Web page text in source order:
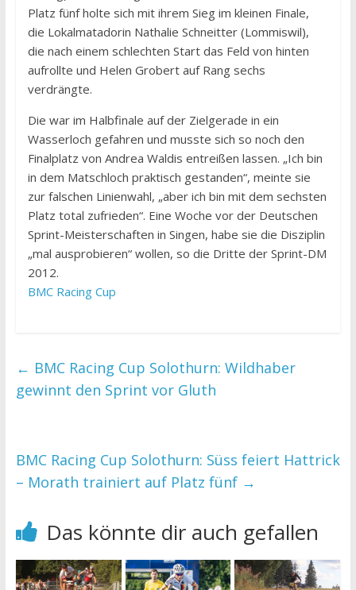
Platz fünf holte sich mit ihrem Sieg im kleinen Finale,
die Lokalmatadorin Nathalie Schneitter (Lommiswil),
die nach einem schlechten Start das Feld von hinten
aufrollte und Helen Grobert auf Rang sechs
verdrängte.
Die war im Halbfinale auf der Zielgerade in ein
Wasserloch gefahren und musste sich so noch den
Finalplatz von Andrea Waldis entreißen lassen. „Ich bin
in dem Matschloch praktisch gestanden“, meinte sie
zur falschen Linienwahl, „aber ich bin mit dem sechsten
Platz total zufrieden“. Eine Woche vor der Deutschen
Sprint-Meisterschaften in Singen, habe sie die Disziplin
„mal ausprobieren“ wollen, so die Dritte der Sprint-DM
2012.
BMC Racing Cup
← BMC Racing Cup Solothurn: Wildhaber
gewinnt den Sprint vor Gluth
BMC Racing Cup Solothurn: Süss feiert Hattrick
– Morath trainiert auf Platz fünf →
Das könnte dir auch gefallen